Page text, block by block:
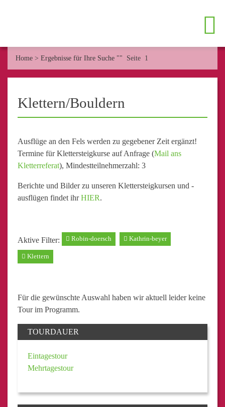
Home > Ergebnisse für Ihre Suche "" Seite 1
Klettern/Bouldern
Ausflüge an den Fels werden zu gegebener Zeit ergänzt!
Termine für Klettersteigkurse auf Anfrage (Mail ans
Kletterreferat), Mindestteilnehmerzahl: 3
Berichte und Bilder zu unseren Klettersteigkursen und -
ausflügen findet ihrHIER.
Aktive Filter: Robin-doersch Kathrin-beyer
Klettern
Für die gewünschte Auswahl haben wir aktuell leider keine
Tour im Programm.
TOURDAUER
Eintagestour
Mehrtagestour